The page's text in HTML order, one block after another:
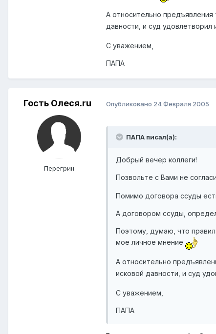
А относительно
давности, и суд удовлетворил
С уважением,
ПАПА
Гость Олеся.ru
Перегрин
Опубликовано 24 Февраля 2005
ПАПА писал(а):
Добрый вечер коллеги!
Позвольте с Вами не
Помимо договора ссуды
А договором ссуды,
Поэтому, думаю, что
мое личное мнение
А относительно
исковой давности, и суд
С уважением,
ПАПА